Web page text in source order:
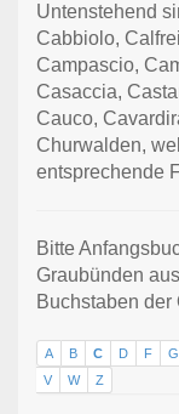
Untenstehend
Cabbiolo,
Campascio,
Casaccia,
Cauco,
Churwalden,
entsprechende
Bitte
Graubünden
Buchstaben der
A B C D F G
V
W Z